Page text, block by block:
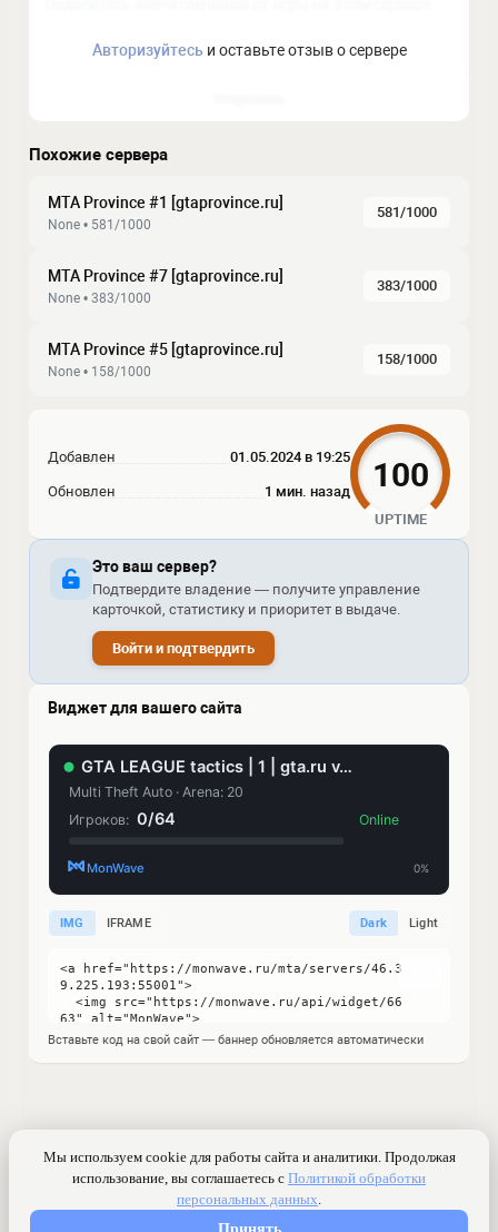
Авторизуйтесьи оставьте отзыв о сервере
Похожие сервера
MTA Province #1 [gtaprovince.ru]
None • 581/1000
581/1000
MTA Province #7 [gtaprovince.ru]
None • 383/1000
383/1000
MTA Province #5 [gtaprovince.ru]
None • 158/1000
158/1000
Добавлен 01.05.2024 в 19:25
Обновлен 1 мин. назад 100
UPTIME
Это ваш сервер?
Подтвердите владение — получите управление
карточкой, статистику и приоритет в выдаче.
Войти и подтвердить
Виджет для вашего сайта
IMG IFRAME Dark Light
Вставьте код на свой сайт — баннер обновляется автоматически